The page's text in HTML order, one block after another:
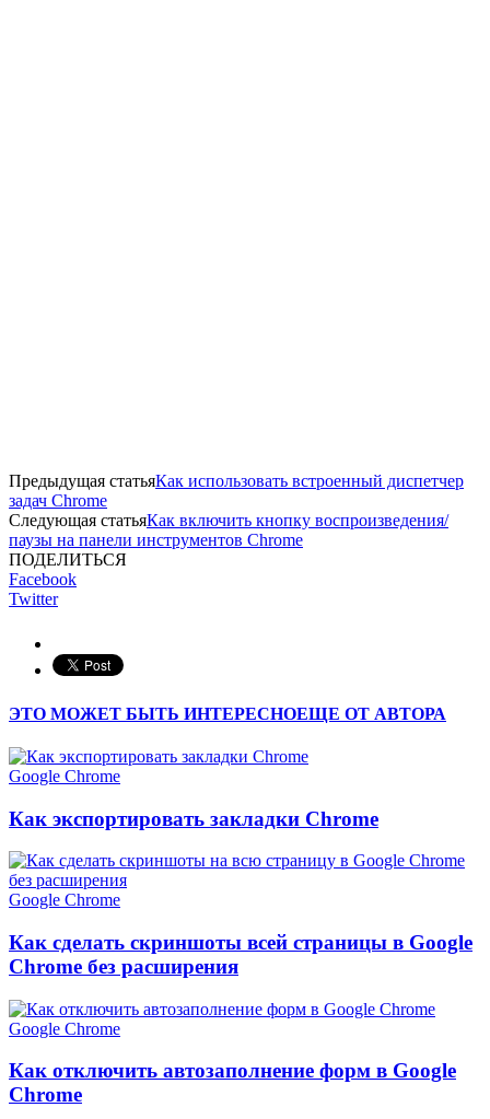
Предыдущая статьяКак использовать встроенный диспетчер
задач Chrome
Следующая статьяКак включить кнопку воспроизведения/
паузы на панели инструментов Chrome
ПОДЕЛИТЬСЯ
Facebook
Twitter
ЭТО МОЖЕТ БЫТЬ ИНТЕРЕСНОЕЩЕ ОТ АВТОРА
Google Chrome
Как экспортировать закладки Chrome
Google Chrome
Как сделать скриншоты всей страницы в Google
Chrome без расширения
Google Chrome
Как отключить автозаполнение форм в Google
Chrome